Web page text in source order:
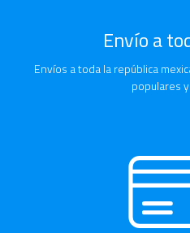
Envío a
Envíos a toda la república
populares